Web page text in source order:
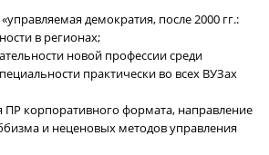
демократия, после 2000 гг.:
в регионах;
новой профессии среди
практически во всех ВУЗах
ПР корпоративного формата, направление
и неценовых методов управления